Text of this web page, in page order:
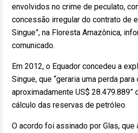
envolvidos no crime de peculato,
concessão irregular do contrato de
Singue”, na Floresta Amazônica,
comunicado.
Em 2012, o Equador concedeu a
Singue, que “geraria uma perda
aproximadamente US$ 28.479.889”
cálculo das reservas de petróleo.
O acordo foi assinado por Glas, que